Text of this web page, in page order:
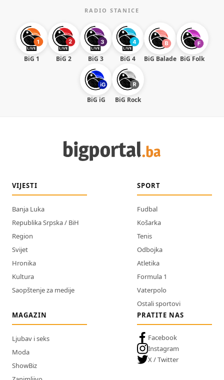
RADIO STANICE
BiG 1 BiG 2 BiG 3 BiG 4 BiG Balade BiG Folk
BiG iG BiG Rock
VIJESTI
Banja Luka
Republika Srpska / BiH
Region
Svijet
Hronika
Kultura
Saopštenje za medije
SPORT
Fudbal
Košarka
Tenis
Odbojka
Atletika
Formula 1
Vaterpolo
Ostali sportovi
MAGAZIN
Ljubav i seks
Moda
ShowBiz
PRATITE NAS
Facebook
Instagram
X / Twitter